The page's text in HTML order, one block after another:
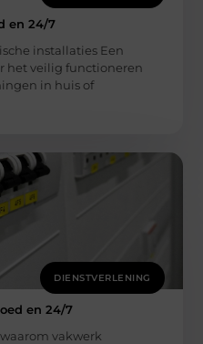
en 24/7
installaties Een
het veilig functioneren
in huis of
DIENSTVERLENING
en 24/7
vakwerk